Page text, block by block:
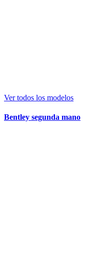
Ver todos los modelos
Bentley segunda mano